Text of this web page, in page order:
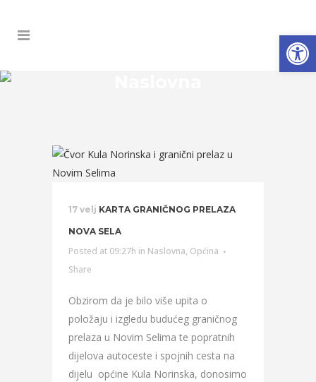
17 velj KARTA GRANIČNOG PRELAZA
NOVA SELA
Posted at 09:27h in Naslovna, Općina
Share
Obzirom da je bilo više upita o
položaju i izgledu budućeg graničnog
prelaza u Novim Selima te popratnih
dijelova autoceste i spojnih cesta na
dijelu općine Kula Norinska, donosimo